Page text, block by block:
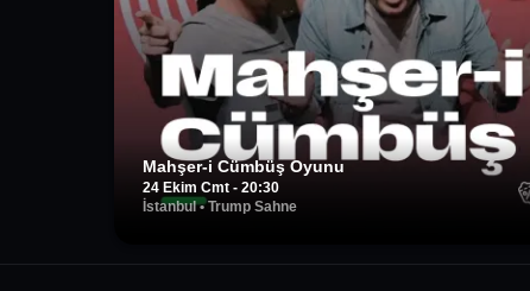
Mahşer-i Cümbüş Oyunu
24 Ekim Cmt - 20:30
İstanbul•Trump Sahne